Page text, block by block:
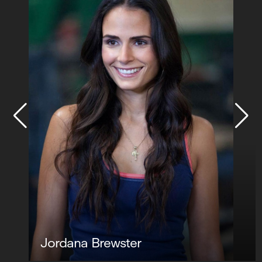
Jordana Brewster